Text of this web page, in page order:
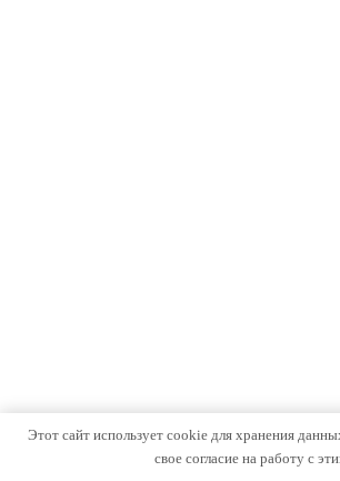
Этот сайт использует cookie для хранения
свое согласие на работу с